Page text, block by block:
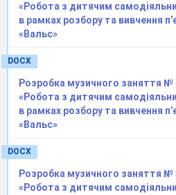
«Робота з дитячим
в рамках розбору та вивчення
«Вальс»
DOCX
Розробка музичного заняття
«Робота з дитячим
в рамках розбору та вивчення
«Вальс»
DOCX
Розробка музичного заняття
«Робота з дитячим